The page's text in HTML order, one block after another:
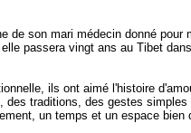
de son mari médecin donné
passera vingt ans au Tibet
ils ont aimé l'histoire
traditions, des gestes
un temps et un espace bien